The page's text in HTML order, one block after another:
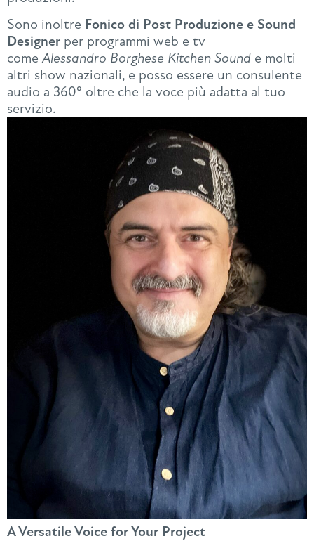
Sono inoltre Fonico di Post Produzione e Sound
Designer per programmi web e tv
comeAlessandro Borghese Kitchen Sound e molti
altri show nazionali, e posso essere un consulente
audio a 360° oltre che la voce più adatta al tuo
servizio.
A Versatile Voice for Your Project